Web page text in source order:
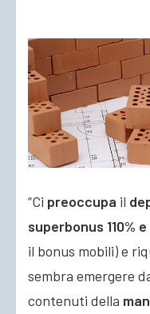
“Ci preoccupa il
superbonus 110%
il bonus mobili) e
sembra emergere
contenuti della